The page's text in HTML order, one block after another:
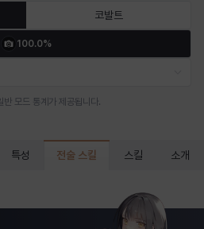
어 비앙카 비형 샬럿
코발트
100.0%
모드 통계가 제공됩니다.
특성 전술 스킬 스킬 소개